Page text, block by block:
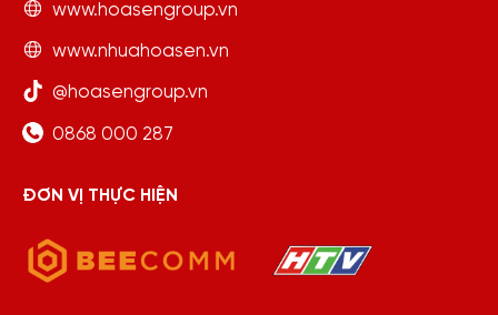
www.hoasengroup.vn
www.nhuahoasen.vn
@hoasengroup.vn
0868 000 287
ĐƠN VỊ THỰC HIỆN